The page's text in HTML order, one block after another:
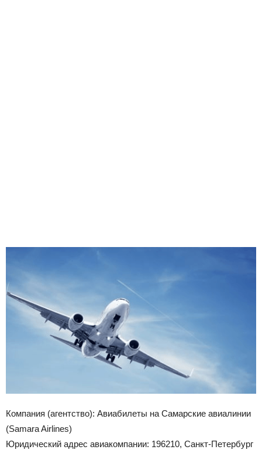
Компания (агентство): Авиабилеты на Самарские авиалинии
(Samara Airlines)
Юридический адрес авиакомпании: 196210, Санкт-Петербург